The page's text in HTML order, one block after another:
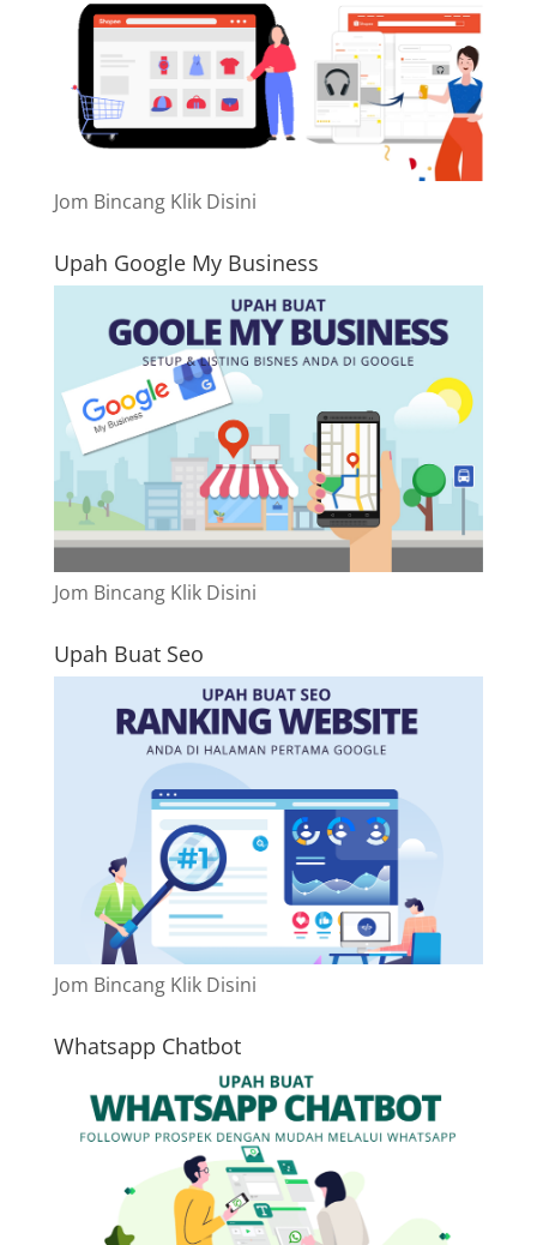
Jom Bincang Klik Disini
Upah Google My Business
Jom Bincang Klik Disini
Upah Buat Seo
Jom Bincang Klik Disini
Whatsapp Chatbot